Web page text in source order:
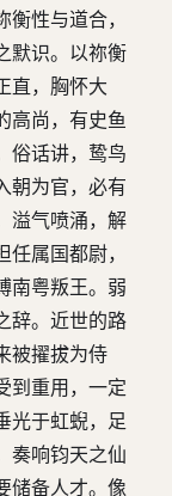
性与道合，
默识。以祢衡
直，胸怀大
高尚，有史鱼
俗话讲，鸷鸟
朝为官，必有
溢气喷涌，解
属国都尉，
南粤叛王。弱
辞。近世的路
被擢拔为侍
到重用，一定
光于虹蜺，足
奏响钧天之仙
储备人才。像